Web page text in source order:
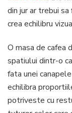
din jur ar trebui
crea echilibru
O masa de cafea
spatiului dintr-o
fata unei
echilibra
potriveste cu